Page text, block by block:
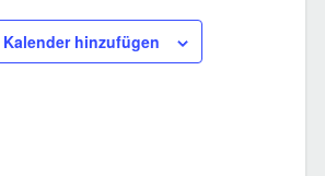
Kalender hinzufügen